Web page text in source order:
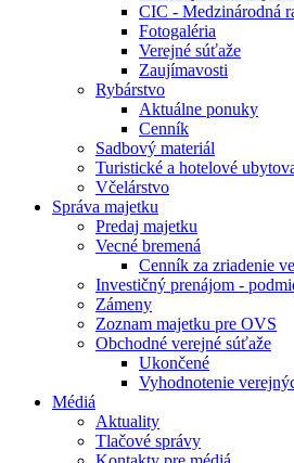
CIC - Medzinárodná
Fotogaléria
Verejné súťaže
Zaujímavosti
Rybárstvo
Aktuálne ponuky
Cenník
Sadbový materiál
Turistické a hotelové
Včelárstvo
Správa majetku
Predaj majetku
Vecné bremená
Cenník za zriadenie
Investičný prenájom -
Zámeny
Zoznam majetku pre OVS
Obchodné verejné súťaže
Ukončené
Vyhodnotenie
Médiá
Aktuality
Tlačové správy